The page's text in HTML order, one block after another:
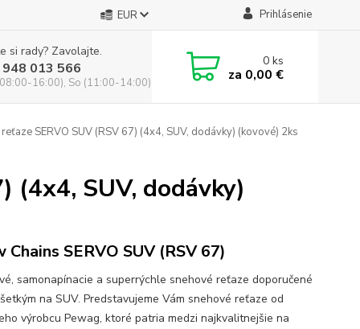
EUR Prihlásenie
si rady? Zavolajte.
013 566
16:00), So (11:00-14:00)
0ks
za 0,00 €
SERVO SUV (RSV 67) (4x4, SUV, dodávky) (kovové) 2ks
(4x4, SUV, dodávky)
Chains SERVO SUV (RSV 67)
samonapínacie a superrýchle snehové reťaze doporučené
na SUV. Predstavujeme Vám snehové reťaze od
výrobcu Pewag, ktoré patria medzi najkvalitnejšie na